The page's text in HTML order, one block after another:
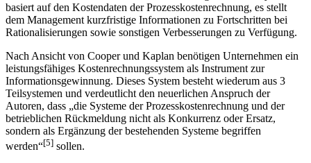
basiert auf den Kostendaten der Prozesskostenrechnung, es stellt
dem Management kurzfristige Informationen zu Fortschritten bei
Rationalisierungen sowie sonstigen Verbesserungen zu Verfügung.
Nach Ansicht von Cooper und Kaplan benötigen Unternehmen ein
leistungsfähiges Kostenrechnungssystem als Instrument zur
Informationsgewinnung. Dieses System besteht wiederum aus 3
Teilsystemen und verdeutlicht den neuerlichen Anspruch der
Autoren, dass „die Systeme der Prozesskostenrechnung und der
betrieblichen Rückmeldung nicht als Konkurrenz oder Ersatz,
sondern als Ergänzung der bestehenden Systeme begriffen
werden“[5] sollen.